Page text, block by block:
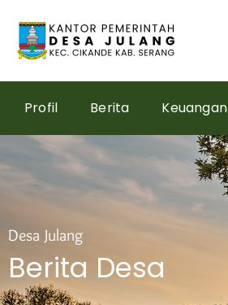
content
Profil Berita Keuangan
Desa Julang
Berita Desa